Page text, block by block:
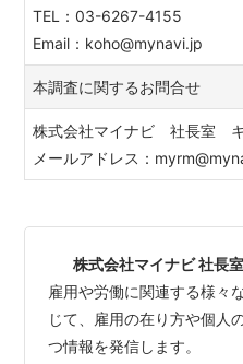
TEL：03-6267-4155
Email：koho@mynavi.jp
本調査に関するお問合せ
株式会社マイナビ 社長室 キ
メールアドレス：
株式会社マイナビ 社長
雇用や労働に関連する様々
じて、雇用の在り方や個人
つ情報を発信します。